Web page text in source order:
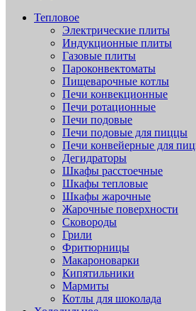
Тепловое
Электрические плиты
Индукционные плиты
Газовые плиты
Пароконвектоматы
Пищеварочные котлы
Печи конвекционные
Печи ротационные
Печи подовые
Печи подовые для пиццы
Печи конвейерные для
Дегидраторы
Шкафы расстоечные
Шкафы тепловые
Шкафы жарочные
Жарочные поверхности
Сковороды
Грили
Фритюрницы
Макароноварки
Кипятильники
Мармиты
Котлы для шоколада